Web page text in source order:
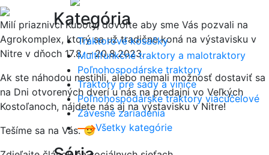
Kategória
Traktorové kosačky
Multifunkčné traktory a malotraktory
Poľnohospodárske traktory
Traktory pre sady a vinice
Poľnohospodárske traktory viacúčelové
Závesné zariadenia
Všetky kategórie
Milí priaznivci Kuboty, dovoľte aby sme Vás pozvali na
Agrokomplex, ktorý sa už tradične koná na výstavisku v
Nitre v dňoch 17.8. – 20.8.2023.
Ak ste náhodou nestihli, alebo nemali možnosť dostaviť sa
na Dni otvorených dverí u nás na predajni vo Veľkých
Kostoľanoch, nájdete nás aj na výstavisku v Nitre!
Tešíme sa na Vás. 🙂